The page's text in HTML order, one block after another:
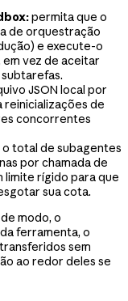
permita que o
de orquestração
e execute-o
vez de aceitar
JSON local por
reinicializações de
concorrentes
total de subagentes
por chamada de
limite rígido para que
sua cota.
modo, o
ferramenta, o
sem
ao redor deles se